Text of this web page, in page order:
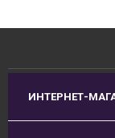
ИНТЕРНЕТ-